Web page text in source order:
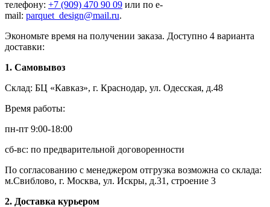
телефону: +7 (909) 470 90 09 или по e-
mail: parquet_design@mail.ru.
Экономьте время на получении заказа. Доступно 4 варианта
доставки:
1. Самовывоз
Склад: БЦ «Кавказ», г. Краснодар, ул. Одесская, д.48
Время работы:
пн-пт 9:00-18:00
сб-вс: по предварительной договоренности
По согласованию с менеджером отгрузка возможна со склада:
м.Свиблово, г. Москва, ул. Искры, д.31, строение 3
2. Доставка курьером